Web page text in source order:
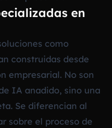
en
como
construidas desde
empresarial. No son
IA anadido, sino una
Se diferencian al
sobre el proceso de